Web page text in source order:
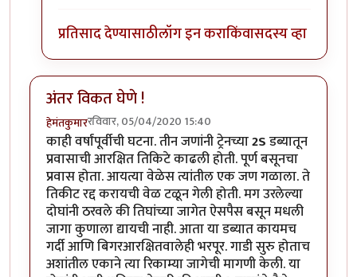
प्रतिसाद देण्यासाठीलॉग इन कराकिंवासदस्य व्हा
अंतर विकत घेणे !
हेमंतकुमाररविवार, 05/04/2020 15:40
काही वर्षांपूर्वीची घटना. तीन जणांनी ट्रेनच्या2Sडब्यातून
प्रवासाची आरक्षित तिकिटे काढली होती. पूर्ण बसूनचा
प्रवास होता. आयत्या वेळेस त्यांतील एक जण गळाला. ते
तिकीट रद्द करायची वेळ टळून गेली होती. मग उरलेल्या
दोघांनी ठरवले की तिघांच्या जागेत ऐसपैस बसून मधली
जागा कुणाला द्यायची नाही. आता या डब्यात कायमच
गर्दी आणि बिगरआरक्षितवालेही भरपूर. गाडी सुरु होताच
अशांतील एकाने त्या रिकाम्या जागेची मागणी केली. या